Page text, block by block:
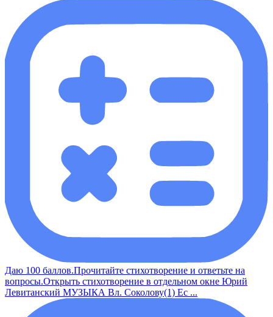
Даю 100 баллов.Прочитайте стихотворение и ответьте на
вопросы.Открыть стихотворение в отдельном окне Юрий
Левитанский МУЗЫКА Вл. Соколову(1) Ес ...